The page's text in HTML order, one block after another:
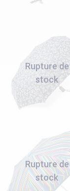
Rupture de
stock
Rupture de
stock